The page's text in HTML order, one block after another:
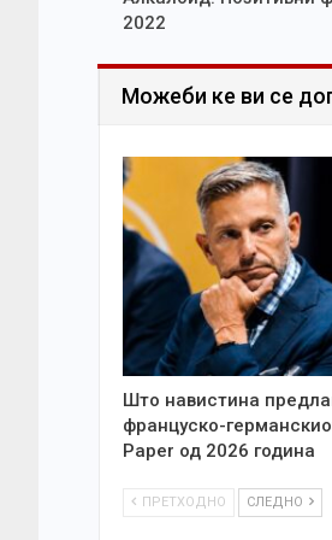
2022
Можеби ке ви се
Што навистина
француско-
Paper од 2026 година
ПРЕТХОДНО СЛЕДНО